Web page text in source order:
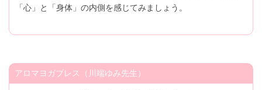
「心」と「身体」の内側を感じてみましょう。
アロマヨガブレス（川端ゆみ先生）